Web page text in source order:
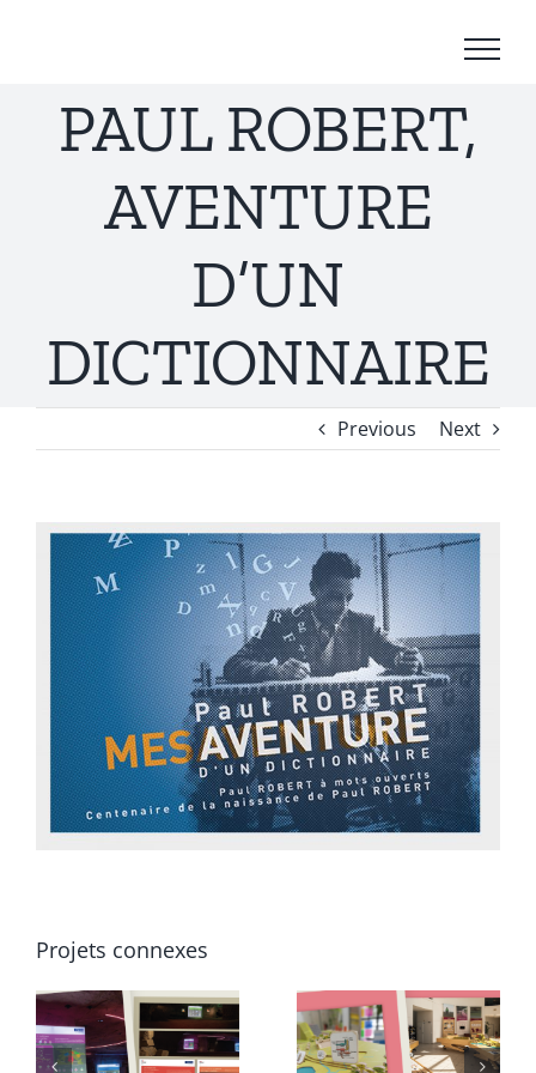
PAUL ROBERT,
AVENTURE
D’UN
DICTIONNAIRE
Previous Next
View
Larger
Image
Projets connexes
Exposition
Andra